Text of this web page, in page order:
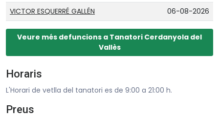
VICTOR ESQUERRÉ GALLÉN
06-08-2026
Veure més defuncions a Tanatori Cerdanyola del
Vallès
Horaris
L'Horari de vetlla del tanatori es de 9:00 a 21:00 h.
Preus